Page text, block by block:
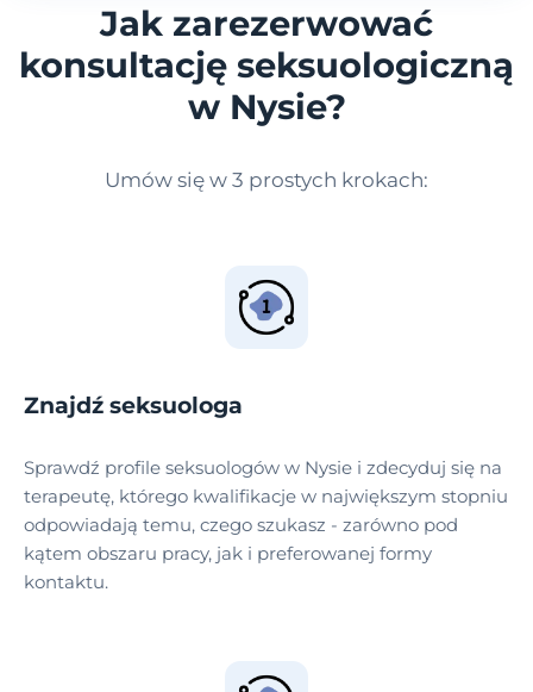
Jak zarezerwować
konsultację seksuologiczną
w Nysie?
Umów się w 3 prostych krokach:
Znajdź seksuologa
Sprawdź profile seksuologów w Nysie i zdecyduj się na
terapeutę, którego kwalifikacje w największym stopniu
odpowiadają temu, czego szukasz - zarówno pod
kątem obszaru pracy, jak i preferowanej formy
kontaktu.